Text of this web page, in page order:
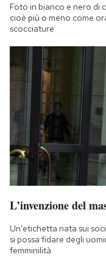
Foto in bianco e nero di
cioè più o meno come
scocciature
L’invenzione del
Un'etichetta nata sui
si possa fidare degli
femminilità